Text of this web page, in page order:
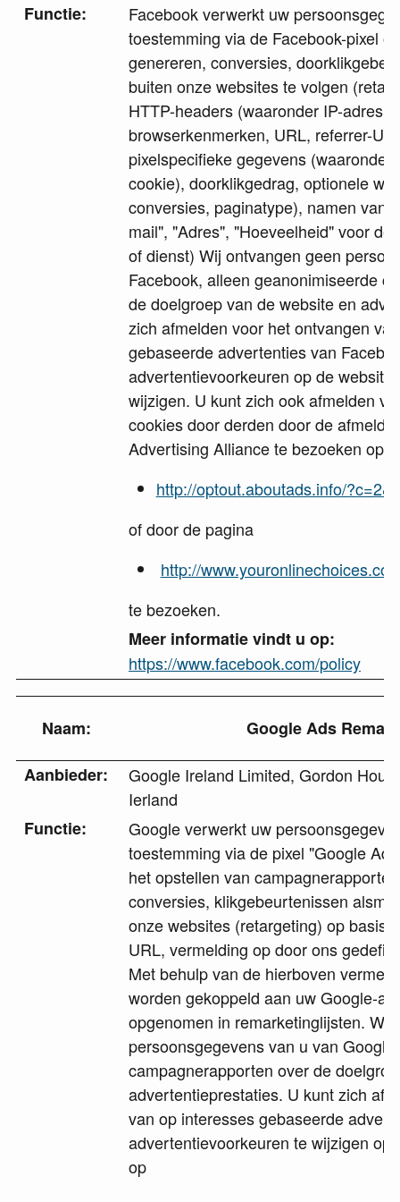
Functie:
Facebook verwerkt uw
toestemming via de Facebook-pixel
genereren, conversies,
buiten onze websites te volgen
HTTP-headers (waaronder IP-adres,
browserkenmerken, URL, referrer-
pixelspecifieke gegevens (waaronder
cookie), doorklikgedrag, optionele
conversies, paginatype), namen van
mail", "Adres", "Hoeveelheid" voor
of dienst) Wij ontvangen geen
Facebook, alleen geanonimiseerde
de doelgroep van de website en
zich afmelden voor het ontvangen
gebaseerde advertenties van
advertentievoorkeuren op de website
wijzigen. U kunt zich ook afmelden
cookies door derden door de
Advertising Alliance te bezoeken op
http://optout.aboutads.info/
of door de pagina
http://
te bezoeken.
Meer informatie vindt u op:
https://www.facebook.com/policy
Naam:
Google Ads
Aanbieder:
Google Ireland Limited, Gordon
Ierland
Functie:
Google verwerkt uw
toestemming via de pixel "Google
het opstellen van
conversies, klikgebeurtenissen
onze websites (retargeting) op basis
URL, vermelding op door ons
Met behulp van de hierboven
worden gekoppeld aan uw Google-
opgenomen in remarketinglijsten. Wij
persoonsgegevens van u van
campagnerapporten over de
advertentieprestaties. U kunt zich
van op interesses gebaseerde
advertentievoorkeuren te wijzigen op
op